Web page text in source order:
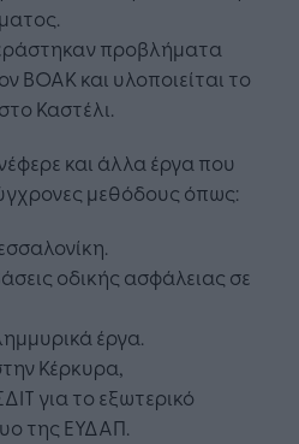
προβλήματα
ΒΟΑΚ και υλοποιείται το
Καστέλι.
και άλλα έργα που
μεθόδους όπως:
οδικής ασφάλειας σε
έργα.
Κέρκυρα,
για το εξωτερικό
της ΕΥΔΑΠ.